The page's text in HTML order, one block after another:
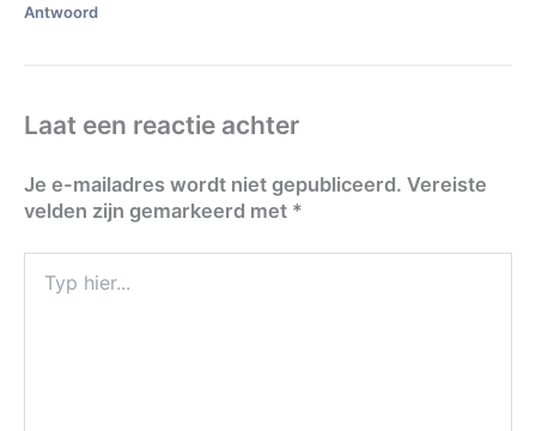
Antwoord
Laat een reactie achter
Je e-mailadres wordt niet gepubliceerd. Vereiste
velden zijn gemarkeerd met *
hier...